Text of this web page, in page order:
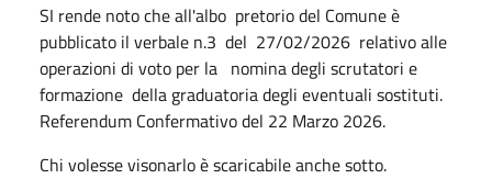
SI rende noto che all'albo pretorio del Comune è
pubblicato il verbale n.3 del 27/02/2026 relativo alle
operazioni di voto per la nomina degli scrutatori e
formazione della graduatoria degli eventuali sostituti.
Referendum Confermativo del 22 Marzo 2026.
Chi volesse visonarlo è scaricabile anche sotto.